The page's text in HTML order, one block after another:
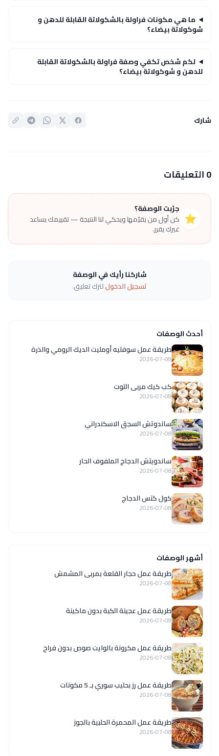
ما هي مكونات فراولة بالشكولاتة القابلة للدهن و
شوكولاتة بيضاء؟
لكم شخص تكفي وصفة فراولة بالشكولاتة القابلة
للدهن و شوكولاتة بيضاء؟
شارك
0 التعليقات
⭐
جرّبت الوصفة؟
كن أول من يقيّمها ويحكي لنا النتيجة — تقييمك يساعد
غيرك يقرر.
شاركنا رأيك في الوصفة
تسجيل الدخوللترك تعليق.
أحدث الوصفات
طريقة عمل سوفليه أومليت الديك الرومي والذرة
2026-07-08
كب كيك مربى التوت
2026-07-08
ساندوتش السجق الاسكندراني
2026-07-08
ساندويتش الدجاج الملفوف الحار
2026-07-08
كول كتس الدجاج
2026-07-08
أشهر الوصفات
طريقة عمل حجار القلعة بمربى المشمش
2026-07-08
طريقة عمل عجينة الكبة بدون ماكينة
2026-07-08
طريقة عمل مكرونة بالوايت صوص بدون فراخ
2026-07-08
طريقة عمل رز بحليب سوري بـ 5 مكونات
2026-07-08
طريقة عمل المحمرة الحلبية بالجوز
2026-07-08